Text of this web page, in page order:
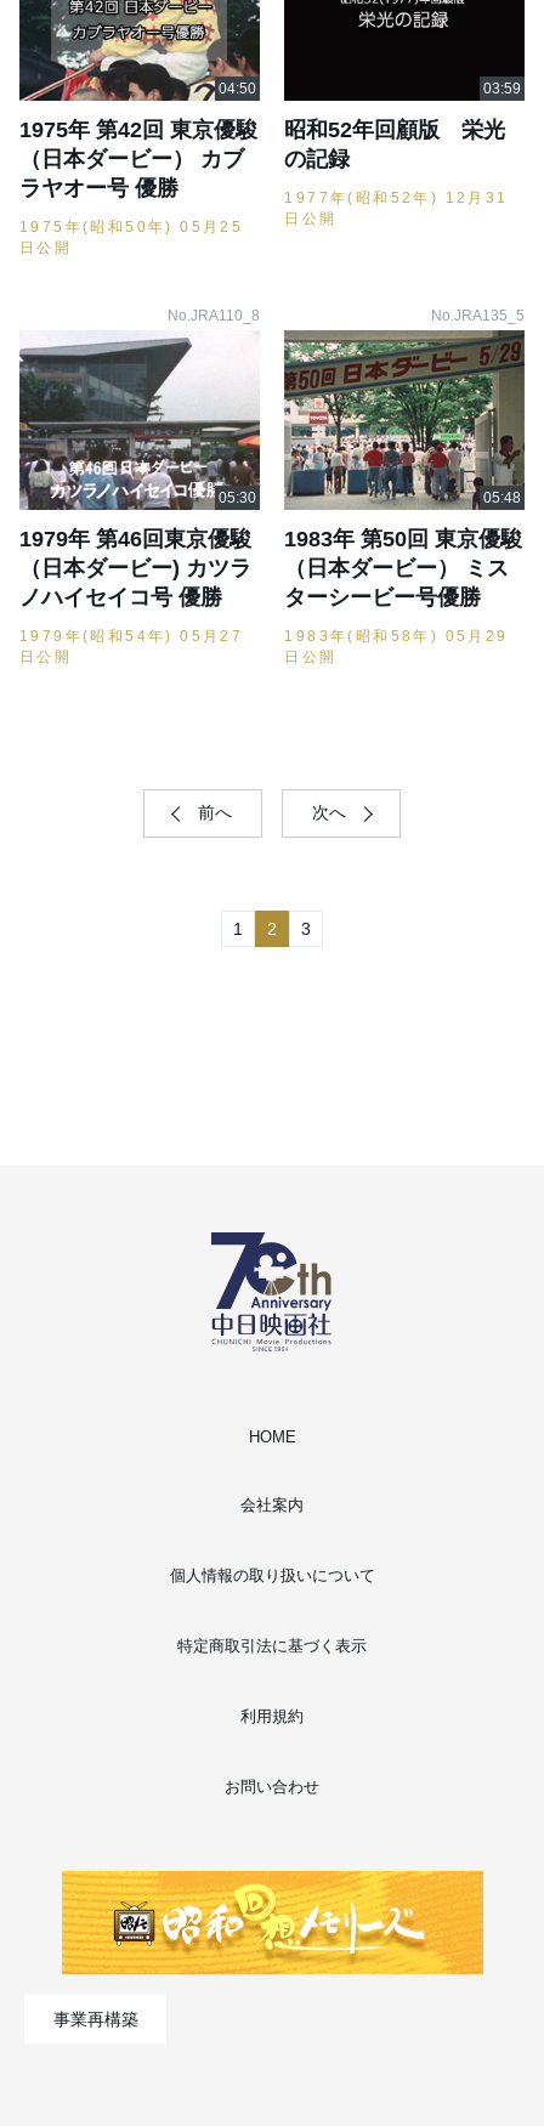
1975年 第42回 東京優駿
（日本ダービー） カブ
ラヤオー号 優勝
1975年(昭和50年) 05月25
日公開
昭和52年回顧版 栄光
の記録
1977年(昭和52年) 12月31
日公開
No.JRA110_8
1979年 第46回東京優駿
（日本ダービー) カツラ
ノハイセイコ号 優勝
1979年(昭和54年) 05月27
日公開
No.JRA135_5
1983年 第50回 東京優駿
（日本ダービー） ミス
ターシービー号優勝
1983年(昭和58年) 05月29
日公開
前へ 次へ
1 2 3
HOME
会社案内
個人情報の取り扱いについて
特定商取引法に基づく表示
利用規約
お問い合わせ
事業再構築